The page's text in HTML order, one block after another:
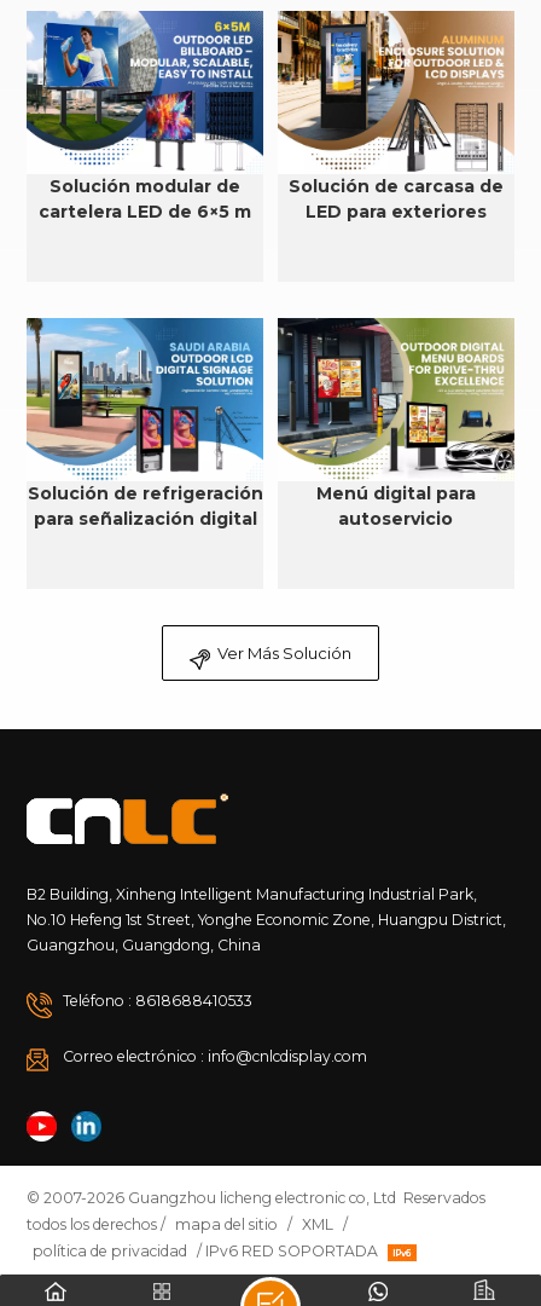
Solución modular de
cartelera LED de 6×5 m
Solución de carcasa de
LED para exteriores
Solución de refrigeración
para señalización digital
Menú digital para
autoservicio
Ver Más Solución
B2 Building, Xinheng Intelligent Manufacturing Industrial Park,
No.10 Hefeng 1st Street, Yonghe Economic Zone, Huangpu District,
Guangzhou, Guangdong, China
Teléfono : 8618688410533
Correo electrónico : info@cnlcdisplay.com
© 2007-2026 Guangzhou licheng electronic co, Ltd Reservados
todos los derechos / mapa del sitio / XML
/
política de privacidad
/ IPv6 RED SOPORTADA